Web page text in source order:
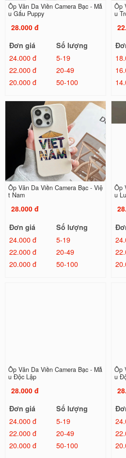
Ốp Vân Da Viền Camera Bạc - Mẫ
u Gấu Puppy
28.000 đ
Đơn giá
Số lượng
24.000 đ
5-19
22.000 đ
20-49
20.000 đ
50-100
Ốp
u
Ốp Vân Da Viền Camera Bạc - Việ
t Nam
28.000 đ
Đơn giá
Số lượng
24.000 đ
5-19
22.000 đ
20-49
20.000 đ
50-100
Ốp
u
Ốp Vân Da Viền Camera Bạc - Mẫ
u Độc Lập
28.000 đ
Đơn giá
Số lượng
24.000 đ
5-19
22.000 đ
20-49
20.000 đ
50-100
Ốp
u